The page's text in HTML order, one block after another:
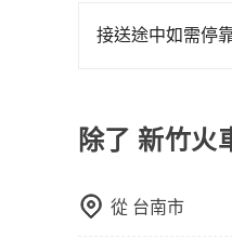
定。至於價格已
接送途中如需停
擇「計時包車」，
除了 新竹火
從 台南市